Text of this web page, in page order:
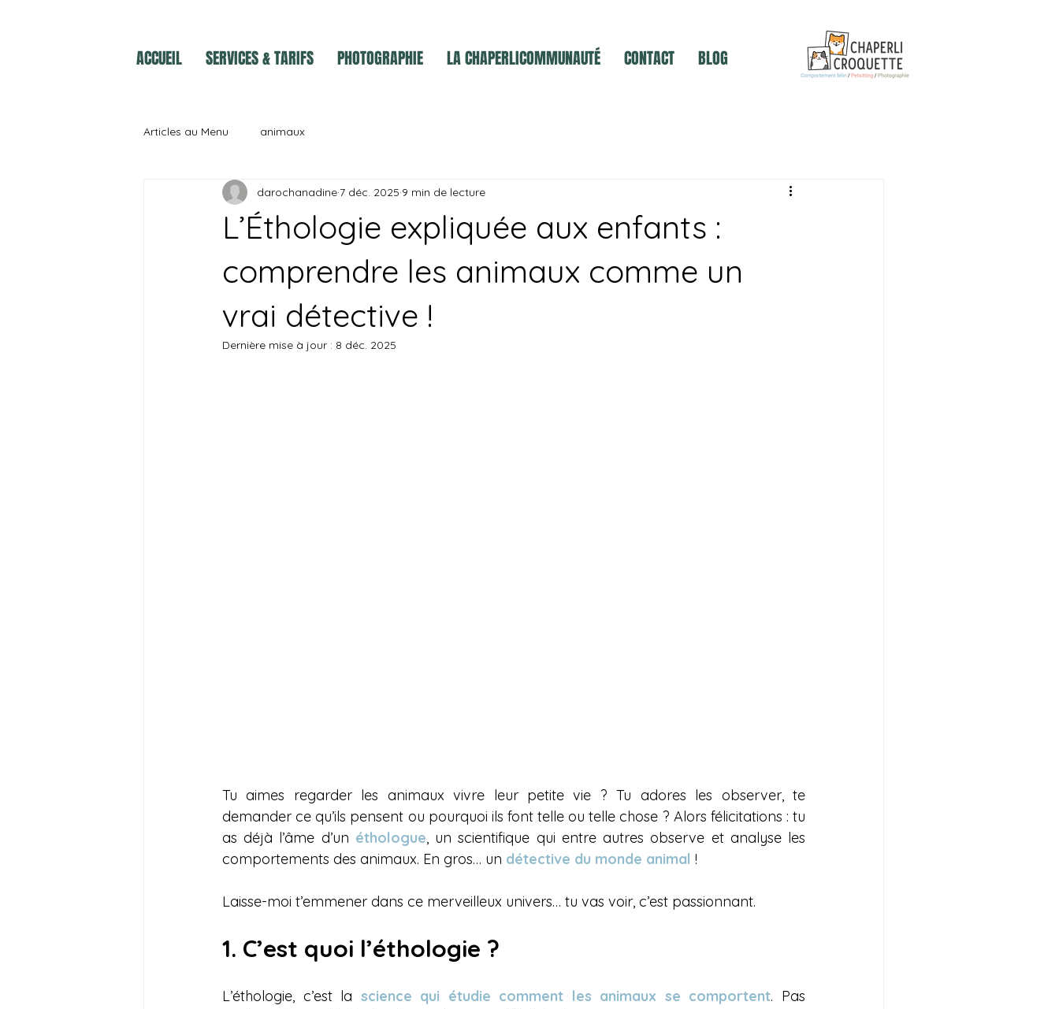
ACCUEIL SERVICES & TARIFS PHOTOGRAPHIE LA CHAPERLICOMMUNAUTÉ CONTACT BLOG
Articles au Menu animaux
L’Éthologie expliquée aux enfants :
comprendre les animaux comme un
vrai détective !
darochanadine 7 déc. 2025 9 min de lecture
Dernière mise à jour : 8 déc. 2025
Tu aimes regarder les animaux vivre leur petite vie ? Tu adores les observer, te
demander ce qu’ils pensent ou pourquoi ils font telle ou telle chose ? Alors félicitations : tu
as déjà l’âme d’un éthologue, un scientifique qui entre autres observe et analyse les
comportements des animaux. En gros… un détective du monde animal !
Laisse-moi t’emmener dans ce merveilleux univers… tu vas voir, c’est passionnant.
1. C’est quoi l’éthologie ?
L’éthologie, c’est la science qui étudie comment les animaux se comportent. Pas